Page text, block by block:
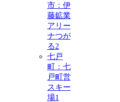
市：伊
藤鉱業
アリー
ナつが
る2
七戸
町：七
戸町営
スキー
場1